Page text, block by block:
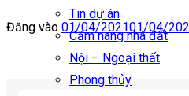
Tin dự án
Cẩm nang nhà đất
Nội – Ngoại thất
Phong thủy
Đăng vào 01/04/202101/04/